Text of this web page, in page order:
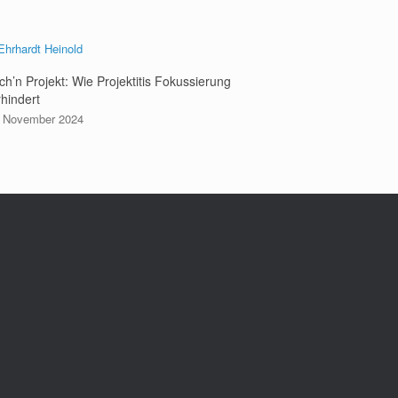
Projekt: Wie Projektitis Fokussierung
2024